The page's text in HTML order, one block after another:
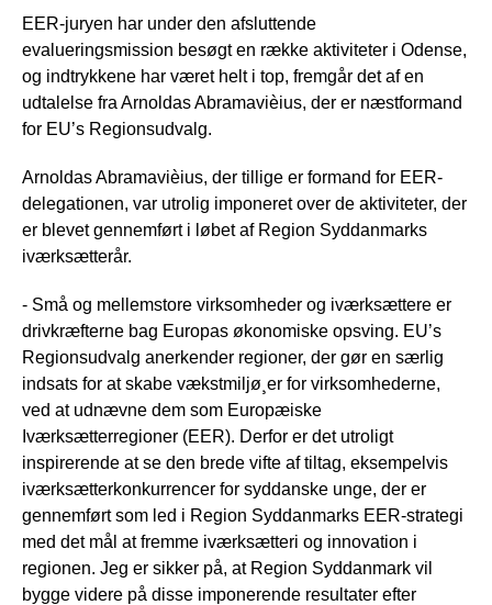
EER-juryen har under den afsluttende
evalueringsmission besøgt en række aktiviteter i Odense,
og indtrykkene har været helt i top, fremgår det af en
udtalelse fra Arnoldas Abramavièius, der er næstformand
for EU’s Regionsudvalg.
Arnoldas Abramavièius, der tillige er formand for EER-
delegationen, var utrolig imponeret over de aktiviteter, der
er blevet gennemført i løbet af Region Syddanmarks
iværksætterår.
- Små og mellemstore virksomheder og iværksættere er
drivkræfterne bag Europas økonomiske opsving. EU’s
Regionsudvalg anerkender regioner, der gør en særlig
indsats for at skabe vækstmiljø¸er for virksomhederne,
ved at udnævne dem som Europæiske
Iværksætterregioner (EER). Derfor er det utroligt
inspirerende at se den brede vifte af tiltag, eksempelvis
iværksætterkonkurrencer for syddanske unge, der er
gennemført som led i Region Syddanmarks EER-strategi
med det mål at fremme iværksætteri og innovation i
regionen. Jeg er sikker på, at Region Syddanmark vil
bygge videre på disse imponerende resultater efter